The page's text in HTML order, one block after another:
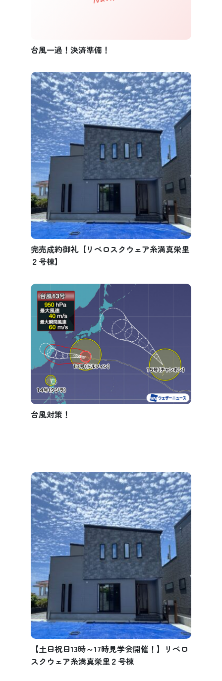
台風一過！決済準備！
完売成約御礼【リベロスクウェア糸満真栄里
２号棟】
台風対策！
【土日祝日13時～17時見学会開催！】リベロ
スクウェア糸満真栄里２号棟